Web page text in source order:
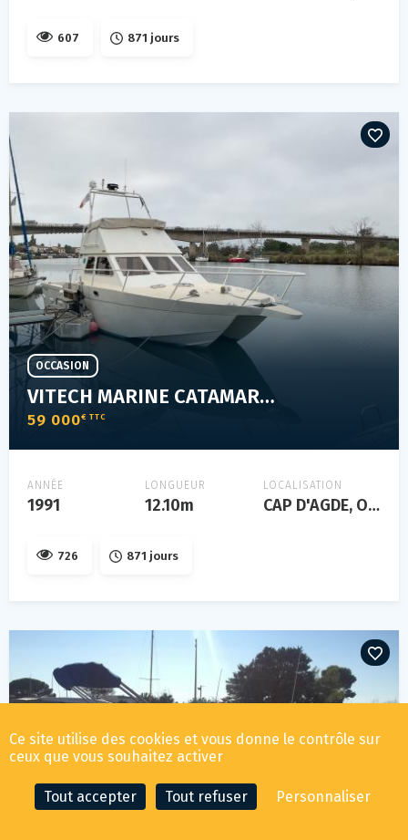
607 871 jours
VITECH MARINE CATAMARAN
59 000€ TTC
OCCASION
ANNÉE
1991
LONGUEUR
12.10m
LOCALISATION
CAP D'AGDE, Occitanie, FRANCE
726 871 jours
Ce site utilise des cookies et vous donne le contrôle sur
ceux que vous souhaitez activer
Tout accepter Tout refuser Personnaliser